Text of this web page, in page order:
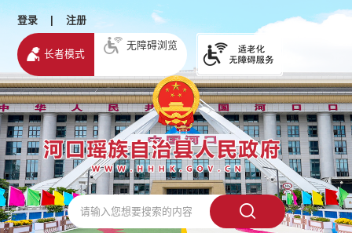
登录 | 注册
长者模式
无障碍浏览